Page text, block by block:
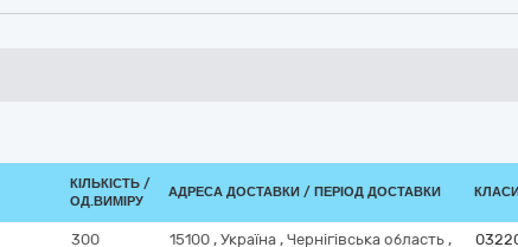
КІЛЬКІСТЬ /
ОД.ВИМІРУ
АДРЕСА ДОСТАВКИ / ПЕРІОД ДОСТАВКИ
300
15100 , Україна , Чернігівська область ,